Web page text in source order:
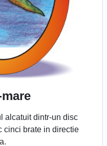
alcatuit dintr-un disc
cinci brate in directie